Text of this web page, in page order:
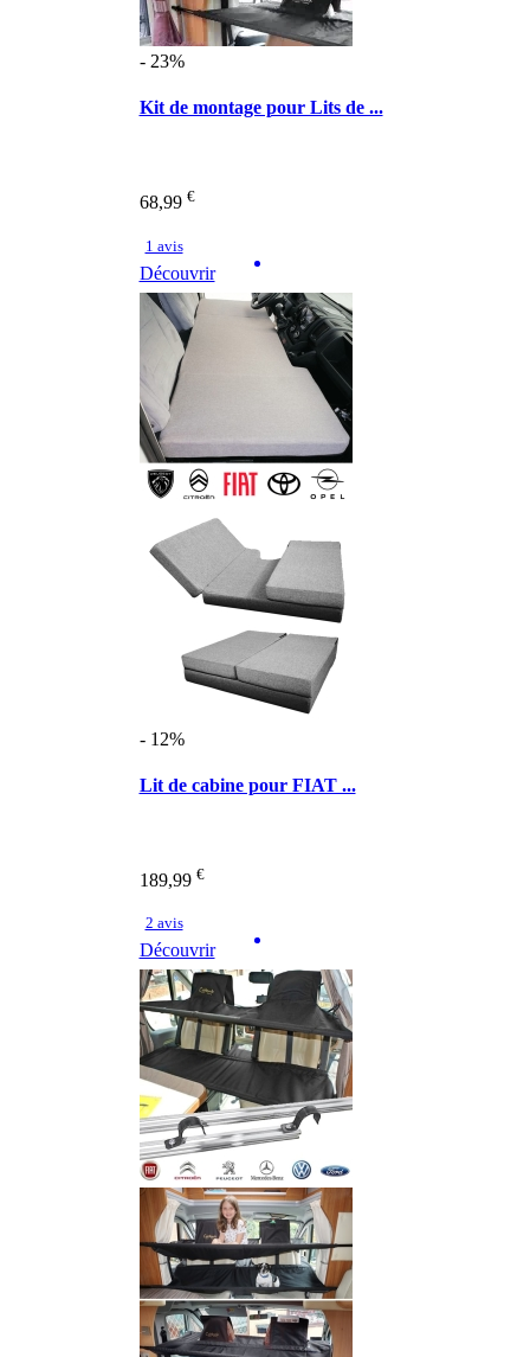
- 23%
Kit de montage pour Lits de ...
68,99 €
1 avis
Découvrir
- 12%
Lit de cabine pour FIAT ...
189,99 €
2 avis
Découvrir